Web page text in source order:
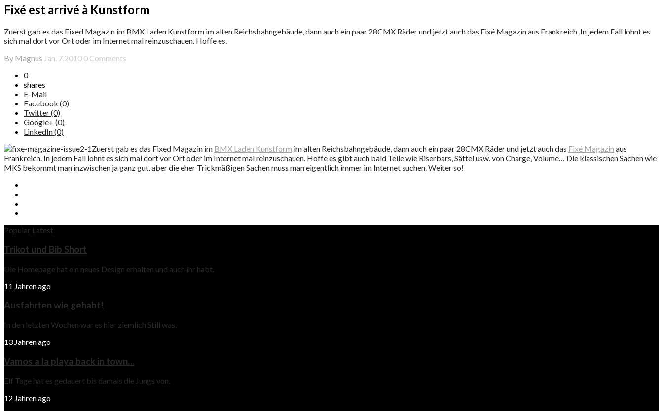
Fixé est arrivé à Kunstform
Zuerst gab es das Fixed Magazin im BMX Laden Kunstform im alten Reichsbahngebäude, dann auch ein paar 28CMX Räder und jetzt auch das Fixé Magazin aus Frankreich. In jedem Fall lohnt es
sich mal dort vor Ort oder im Internet mal reinzuschauen. Hoffe es.
By Magnus Jan. 7,2010 0 Comments
0
shares
E-Mail
Facebook (0)
Twitter (0)
Google+ (0)
LinkedIn (0)
Zuerst gab es das Fixed Magazin im BMX Laden Kunstform im alten Reichsbahngebäude, dann auch ein paar 28CMX Räder und jetzt auch das Fixé Magazin aus
Frankreich. In jedem Fall lohnt es sich mal dort vor Ort oder im Internet mal reinzuschauen. Hoffe es gibt auch bald Teile wie Riserbars, Sättel usw. von Charge, Volume… Die klassischen Sachen wie
MKS bekommt man inzwischen ja ganz gut, aber die eher Trickmäßigen Sachen muss man eigentlich immer im Internet suchen. Weiter so!
Popular Latest
Trikot und Bib Short
Die Homepage hat ein neues Design erhalten und auch ihr habt.
11 Jahren ago
Ausfahrten wie gehabt!
In den letzten Wochen war es hier ziemlich Still was.
13 Jahren ago
Vamos a la playa back in town…
Elf Tage hat es gedauert bis damals die Jungs von.
12 Jahren ago